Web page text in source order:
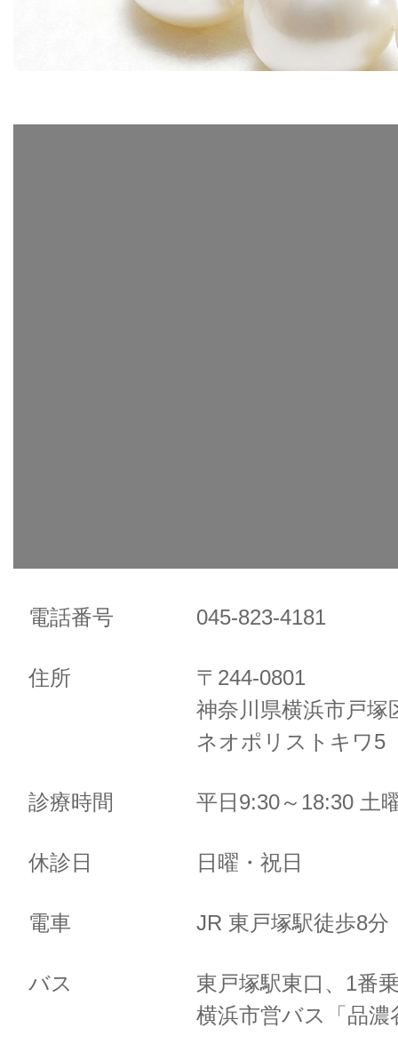
電話番号 045-823-4181
住所
〒244-0801
神奈川県横浜市戸塚
ネオポリストキワ
診療時間 平日9:30～18:30 土
休診日 日曜・祝日
電車 JR 東戸塚駅徒歩8
バス
東戸塚駅東口、1番
横浜市営バス「品